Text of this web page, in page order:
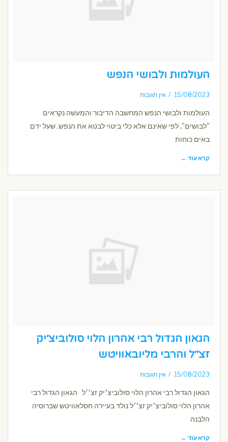
העולמות ולבושי הנפש
15/08/2023 אין תגובות
העולמות ולבושי הנפש המחשבה הדיבור והמעשה נקראים
"לבושים", לפי שאינם אלא כלי ביטוי לבטא את הנפש, שעל ידם
באים כוחות
קרא עוד ←
הגאון הגדול רבי אהרון הלוי סולוביצ׳יק
זצ׳׳ל והרבי מליובאוויטש
15/08/2023 אין תגובות
הגאון הגדול רבי אהרון הלוי סולוביצ׳יק זצ׳׳ל הגאון הגדול רבי
אהרון הלוי סולוביצ׳יק זצ׳׳ל נולד בעיירה חסלאוויטש שברוסיה
הלבנה
קרא עוד ←